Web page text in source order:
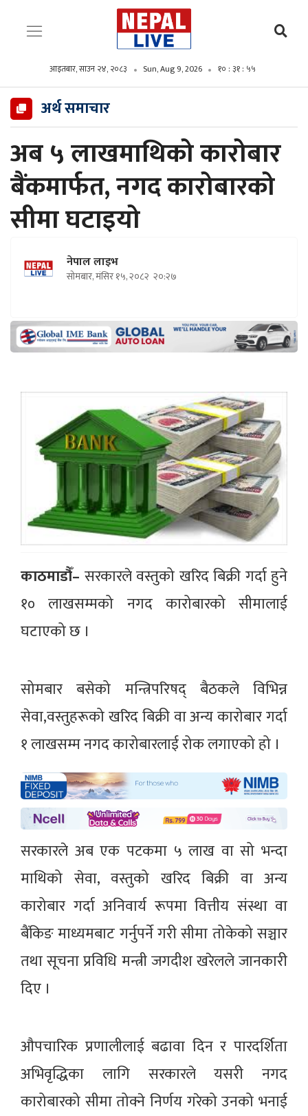
आइतबार, साउन २४, २०८३ Sun, Aug 9, 2026 १० : ३१ : ५६
अर्थ समाचार
अब ५ लाखमाथिको कारोबार
बैंकमार्फत, नगद कारोबारको
सीमा घटाइयो
नेपाल लाइभ
सोमबार, मंसिर १५, २०८२ २०:२७
काठमाडौँ– सरकारले वस्तुको खरिद बिक्री गर्दा हुने
१० लाखसम्मको नगद कारोबारको सीमालाई
घटाएको छ ।
सोमबार बसेको मन्त्रिपरिषद् बैठकले विभिन्न
सेवा,वस्तुहरूको खरिद बिक्री वा अन्य कारोबार गर्दा
१ लाखसम्म नगद कारोबारलाई रोक लगाएको हो ।
सरकारले अब एक पटकमा ५ लाख वा सो भन्दा
माथिको सेवा, वस्तुको खरिद बिक्री वा अन्य
कारोबार गर्दा अनिवार्य रूपमा वित्तीय संस्था वा
बैंकिङ माध्यमबाट गर्नुपर्ने गरी सीमा तोकेको सञ्चार
तथा सूचना प्रविधि मन्त्री जगदीश खरेलले जानकारी
दिए ।
औपचारिक प्रणालीलाई बढावा दिन र पारदर्शिता
अभिवृद्धिका लागि सरकारले यसरी नगद
कारोबारको सीमा तोक्ने निर्णय गरेको उनको भनाई